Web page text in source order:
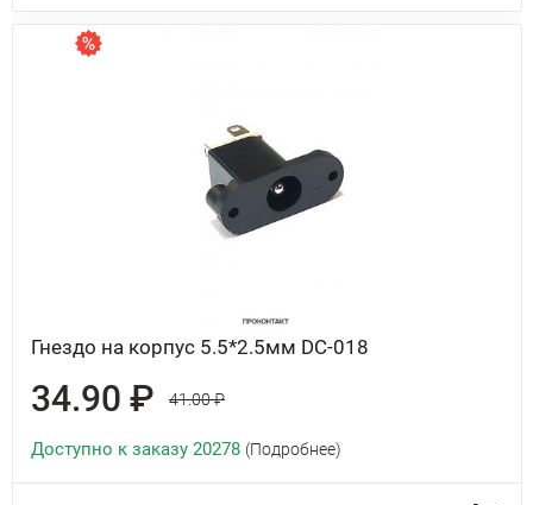
Гнездо на корпус 5.5*2.5мм DC-018
34.90 ₽ 41.00 ₽
Доступно к заказу 20278 (Подробнее)